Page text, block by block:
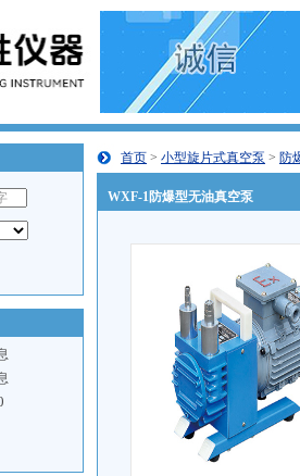
首页 > 小型旋片式真空泵 > 防
WXF-1防爆型无油真空泵